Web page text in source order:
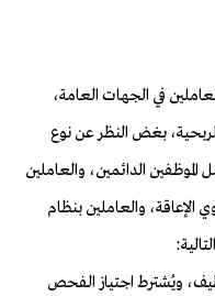
في الجهات العامة،
بغض النظر عن نوع
الدائمين، والعاملين
الإعاقة، والعاملين بنظام
ويُشترط اجتياز الفحص